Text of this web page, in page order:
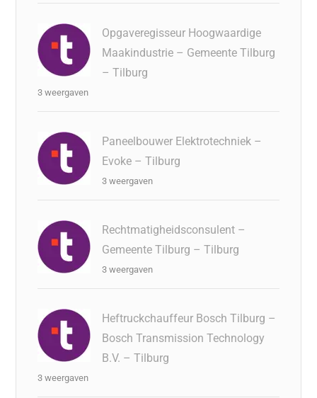
Opgaveregisseur Hoogwaardige
Maakindustrie – Gemeente Tilburg
– Tilburg
3 weergaven
Paneelbouwer Elektrotechniek –
Evoke – Tilburg
3 weergaven
Rechtmatigheidsconsulent –
Gemeente Tilburg – Tilburg
3 weergaven
Heftruckchauffeur Bosch Tilburg –
Bosch Transmission Technology
B.V. – Tilburg
3 weergaven